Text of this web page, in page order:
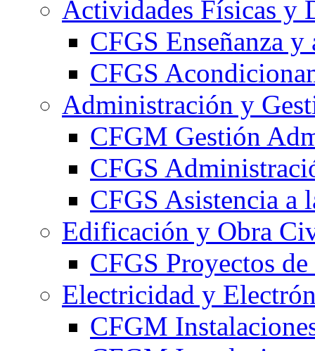
Actividades Físicas y
CFGS Enseñanza
CFGS
Administración y
CFGM Gestión
CFGS
CFGS Asistencia a
Edificación y Obra
CFGS Proyectos
Electricidad y
CFGM